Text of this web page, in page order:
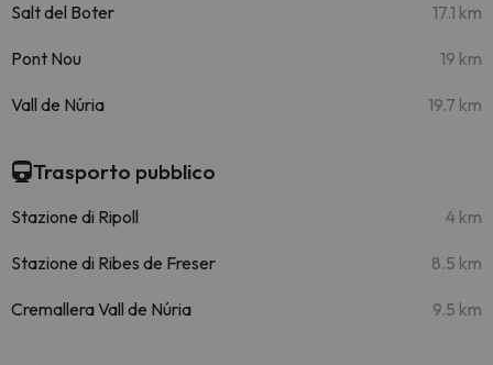
Salt del Boter 17.1 km
Pont Nou 19 km
Vall de Núria 19.7 km
Trasporto pubblico
Stazione di Ripoll 4 km
Stazione di Ribes de Freser 8.5 km
Cremallera Vall de Núria 9.5 km